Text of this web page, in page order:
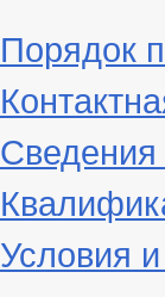
Порядок
Условия